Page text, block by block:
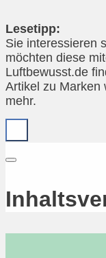
Lesetipp:
Sie interessieren
möchten diese
Luftbewusst.de
Artikel zu Marken
mehr.